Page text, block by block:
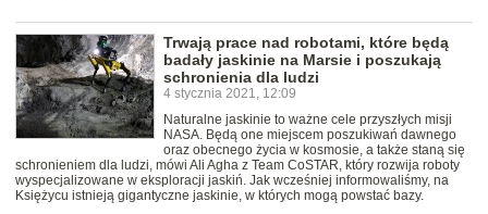
Trwają prace nad robotami, które będą
badały jaskinie na Marsie i poszukają
schronienia dla ludzi
4 stycznia 2021, 12:09
Naturalne jaskinie to ważne cele przyszłych misji
NASA. Będą one miejscem poszukiwań dawnego
oraz obecnego życia w kosmosie, a także staną się
schronieniem dla ludzi, mówi Ali Agha z Team CoSTAR, który rozwija roboty
wyspecjalizowane w eksploracji jaskiń. Jak wcześniej informowaliśmy, na
Księżycu istnieją gigantyczne jaskinie, w których mogą powstać bazy.